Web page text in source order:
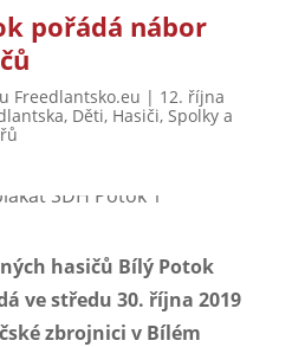
pořádá nábor
Freedlantsko.eu | 12. října
, Děti, Hasiči, Spolky a
hasičů Bílý Potok
ve středu 30. října 2019
zbrojnici v Bílém